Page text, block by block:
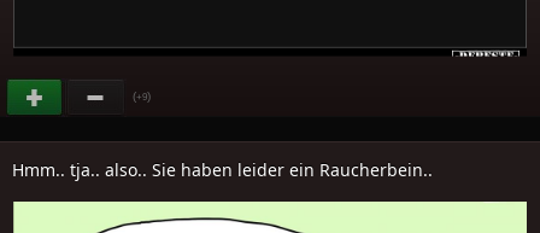
(+9)
Hmm.. tja.. also.. Sie haben leider ein Raucherbein..